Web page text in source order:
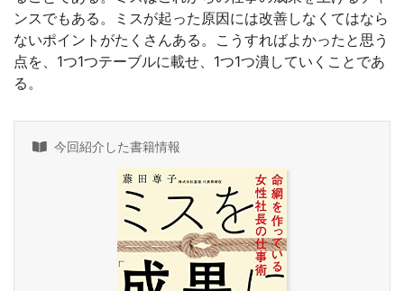
ンスでもある。ミスが起った原因には改善しなくてはなら
ないポイントがたくさんある。こうすればよかったと思う
点を、1つ1つテーブルに載せ、1つ1つ潰していくことであ
る。
今回紹介した書籍情報